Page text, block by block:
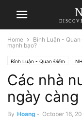
Home Bình Luận -
mạnh bạo?
Bình Luận - Quan Điểm
Các nhà
ngày
By Hoang - October 16,